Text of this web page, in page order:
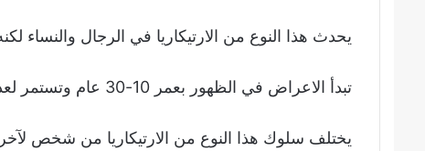
يحدث هذا النوع من الارتيكاريا في الرجال والنساء
تبدأ الاعراض في الظهور بعمر 10-30 عام وتستمر لعدة أعوان قبل أن تتحسن أو تختفي تماما.
يختلف سلوك هذا النوع من الارتيكاريا من شخص